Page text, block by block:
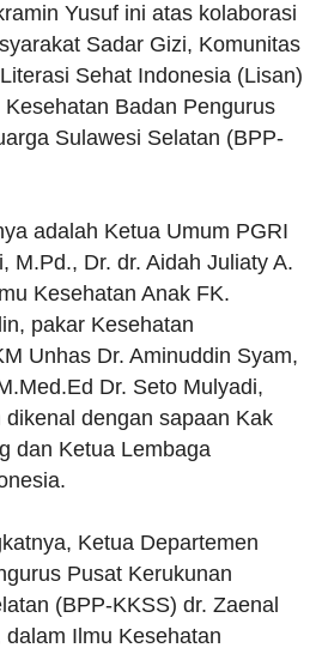
Yusuf ini atas kolaborasi
Sadar Gizi, Komunitas
Sehat Indonesia (Lisan)
Badan Pengurus
Sulawesi Selatan (BPP-
adalah Ketua Umum PGRI
M.Pd., Dr. dr. Aidah Juliaty A.
Kesehatan Anak FK.
pakar Kesehatan
Unhas Dr. Aminuddin Syam,
Dr. Seto Mulyadi,
dengan sapaan Kak
dan Ketua Lembaga
Ketua Departemen
Pusat Kerukunan
(BPP-KKSS) dr. Zaenal
Ilmu Kesehatan